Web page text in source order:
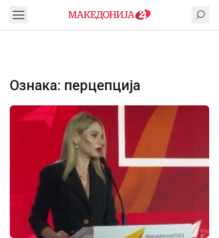
Ознака: перцепција